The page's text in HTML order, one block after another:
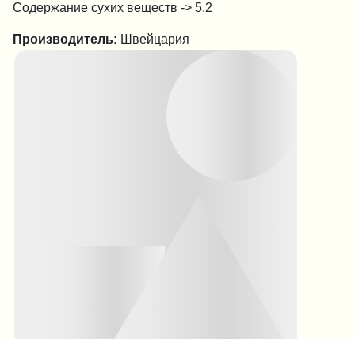
Содержание сухих веществ -> 5,2
Производитель: Швейцария